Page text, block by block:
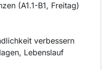
(A1.1-B1, Freitag)
verbessern
Lebenslauf